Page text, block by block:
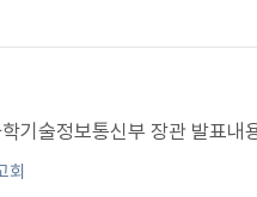
역시나 우리국민을 위한 정
술정보통신부 장관 발표내
회